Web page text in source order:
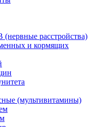
расстройства)
и кормящих
(мультивитамины)